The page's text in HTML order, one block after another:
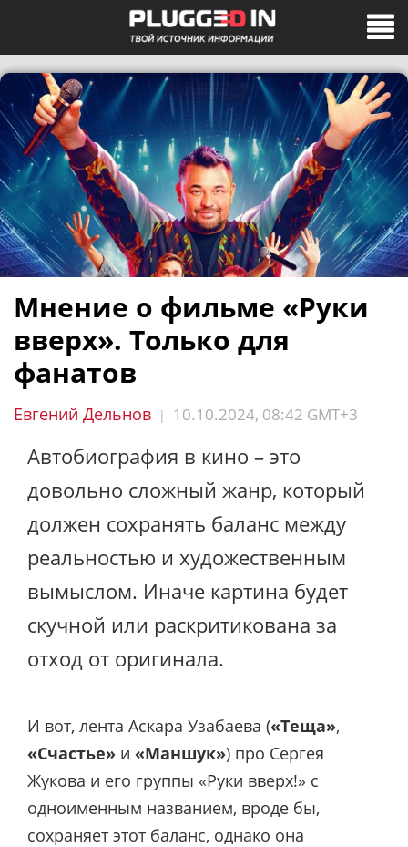
Мнение о фильме «Руки
вверх». Только для
фанатов
Евгений Дельнов | 10.10.2024, 08:42 GMT+3
Автобиография в кино – это
довольно сложный жанр, который
должен сохранять баланс между
реальностью и художественным
вымыслом. Иначе картина будет
скучной или раскритикована за
отход от оригинала.
И вот, лента Аскара Узабаева («Теща»,
«Счастье» и «Маншук») про Сергея
Жукова и его группы «Руки вверх!» с
одноименным названием, вроде бы,
сохраняет этот баланс, однако она